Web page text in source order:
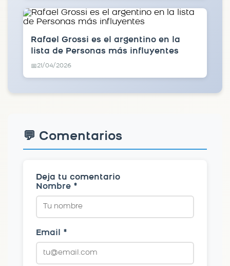
Rafael Grossi es el argentino en la
lista de Personas más influyentes
📅21/04/2026
💬 Comentarios
Deja tu comentario
Nombre *
Email *